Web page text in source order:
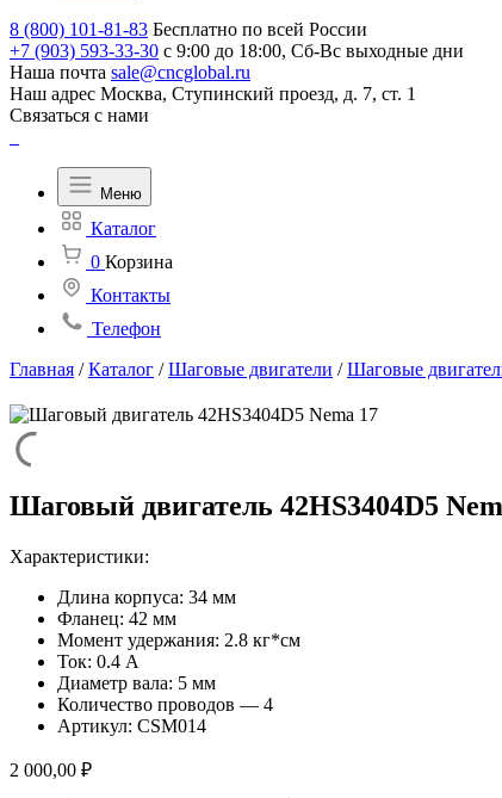
8 (800) 101-81-83 Бесплатно по всей России
+7 (903) 593-33-30 с 9:00 до 18:00, Сб-Вс выходные дни
Наша почта sale@cncglobal.ru
Наш адрес Москва, Ступинский проезд, д. 7, ст. 1
Связаться с нами
Меню
Каталог
0 Корзина
Контакты
Телефон
Главная /Каталог /Шаговые двигатели /Шаговые
Шаговый двигатель 42HS3404D5
Характеристики:
Длина корпуса: 34 мм
Фланец: 42 мм
Момент удержания: 2.8 кг*см
Ток: 0.4 А
Диаметр вала: 5 мм
Количество проводов — 4
Артикул: CSM014
2 000,00 ₽